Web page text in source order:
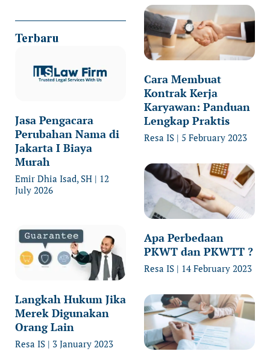
Terbaru
Jasa Pengacara
Perubahan Nama di
Jakarta I Biaya
Murah
Emir Dhia Isad, SH
12
July 2026
Langkah Hukum Jika
Merek Digunakan
Orang Lain
Resa IS 3 January 2023
Cara Membuat
Kontrak Kerja
Karyawan: Panduan
Lengkap Praktis
Resa IS 5 February 2023
Apa Perbedaan
PKWT dan PKWTT ?
Resa IS 14 February 2023